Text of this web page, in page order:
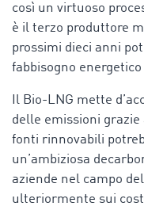
così un virtuoso
è il terzo produttore
prossimi dieci anni
fabbisogno
Il Bio-LNG mette
delle emissioni
fonti rinnovabili
un’ambiziosa
aziende nel campo
ulteriormente sui